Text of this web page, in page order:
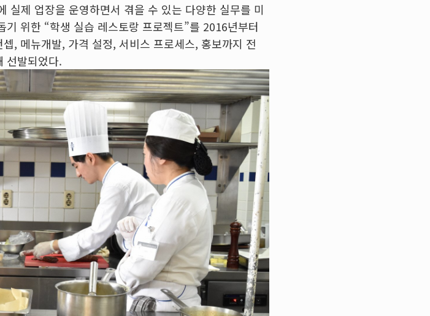
실제 업장을 운영하면서 겪을 수 있는 다양한 실무를 미
위한 “학생 실습 레스토랑 프로젝트”를 2016년부터
, 메뉴개발, 가격 설정, 서비스 프로세스, 홍보까지 전
선발되었다.